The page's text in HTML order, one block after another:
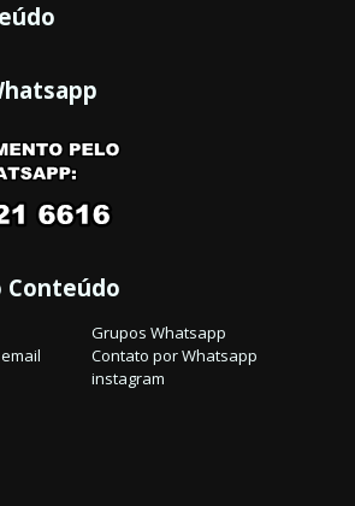
Conteúdo
Grupos Whatsapp
Contato por Whatsapp
instagram